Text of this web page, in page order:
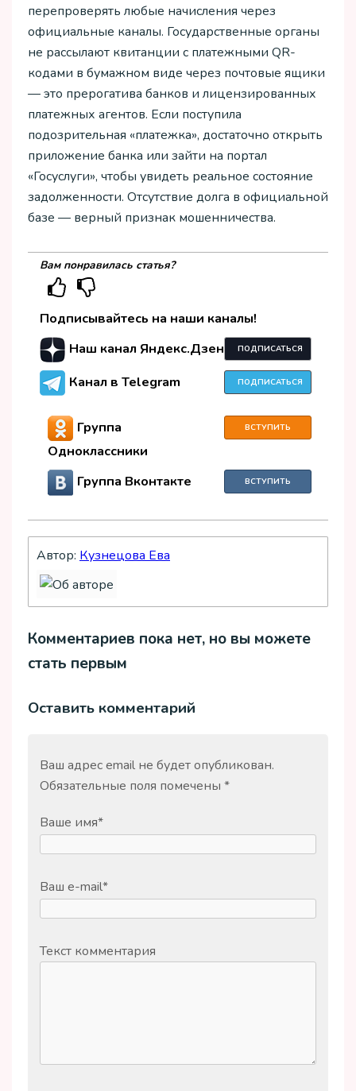
перепроверять любые начисления через
официальные каналы. Государственные органы
не рассылают квитанции с платежными QR-
кодами в бумажном виде через почтовые ящики
— это прерогатива банков и лицензированных
платежных агентов. Если поступила
подозрительная «платежка», достаточно открыть
приложение банка или зайти на портал
«Госуслуги», чтобы увидеть реальное состояние
задолженности. Отсутствие долга в официальной
базе — верный признак мошенничества.
Вам понравилась статья?
Подписывайтесь на наши каналы!
Наш канал Яндекс.Дзен
ПОДПИСАТЬСЯ
Канал в Telegram ПОДПИСАТЬСЯ
Группа
Одноклассники
ВСТУПИТЬ
Группа Вконтакте ВСТУПИТЬ
Автор: Кузнецова Ева
Комментариев пока нет, но вы можете
стать первым
Оставить комментарий
Ваш адрес email не будет опубликован.
Обязательные поля помечены *
Ваше имя*
Ваш e-mail*
Текст комментария